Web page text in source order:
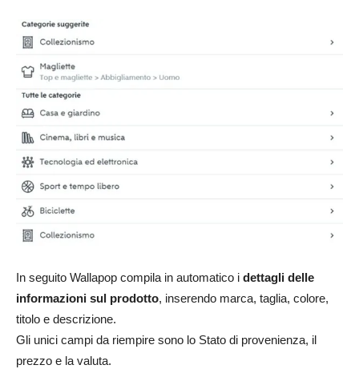
In seguito Wallapop compila in automatico i dettagli delle
informazioni sul prodotto, inserendo marca, taglia, colore,
titolo e descrizione.
Gli unici campi da riempire sono lo Stato di provenienza, il
prezzo e la valuta.